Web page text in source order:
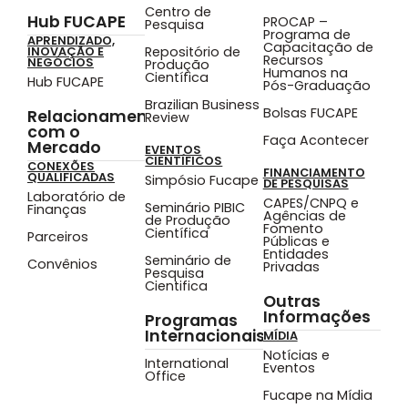
Hub FUCAPE
APRENDIZADO,
INOVAÇÃO E
NEGÓCIOS
Hub FUCAPE
Relacionamento
com o
Mercado
CONEXÕES
QUALIFICADAS
Laboratório de
Finanças
Parceiros
Convênios
Centro de
Pesquisa
Repositório de
Produção
Científica
Brazilian Business
Review
EVENTOS
CIENTÍFICOS
Simpósio Fucape
Seminário PIBIC
de Produção
Científica
Seminário de
Pesquisa
Cientifica
Programas
Internacionais
International
Office
PROCAP –
Programa de
Capacitação de
Recursos
Humanos na
Pós-Graduação
Bolsas FUCAPE
Faça Acontecer
FINANCIAMENTO
DE PESQUISAS
CAPES/CNPQ e
Agências de
Fomento
Públicas e
Entidades
Privadas
Outras
Informações
MÍDIA
Notícias e
Eventos
Fucape na Mídia